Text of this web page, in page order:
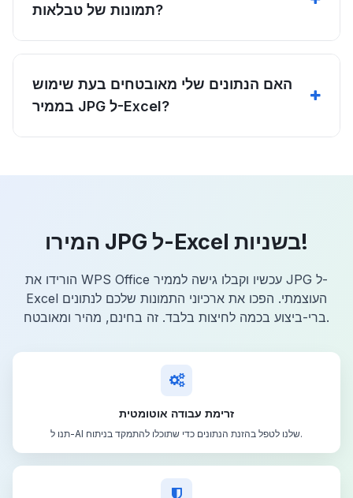
תמונות של טבלאות?
האם הנתונים שלי מאובטחים בעת שימוש
בממיר JPG ל-Excel?
המירו JPG ל-Excel בשניות!
הורידו את WPS Office עכשיו וקבלו גישה לממיר JPG ל-
Excel העוצמתי. הפכו את ארכיוני התמונות שלכם לנתונים
ברי-ביצוע בכמה לחיצות בלבד. זה בחינם, מהיר ומאובטח.
זרימת עבודה אוטומטית
תנו ל-AI שלנו לטפל בהזנת הנתונים כדי שתוכלו להתמקד בניתוח.